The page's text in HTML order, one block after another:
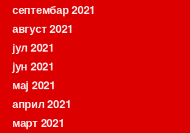
септембар 2021
август 2021
јул 2021
јун 2021
мај 2021
април 2021
март 2021